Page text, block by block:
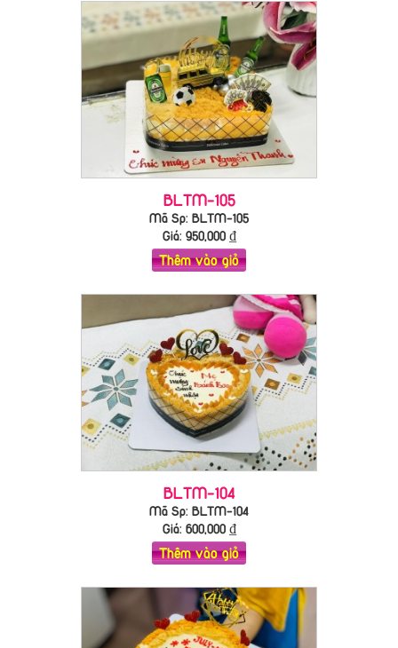
BLTM-105
Mã Sp: BLTM-105
Giá: 950,000₫
Thêm vào giỏ
BLTM-104
Mã Sp: BLTM-104
Giá: 600,000₫
Thêm vào giỏ